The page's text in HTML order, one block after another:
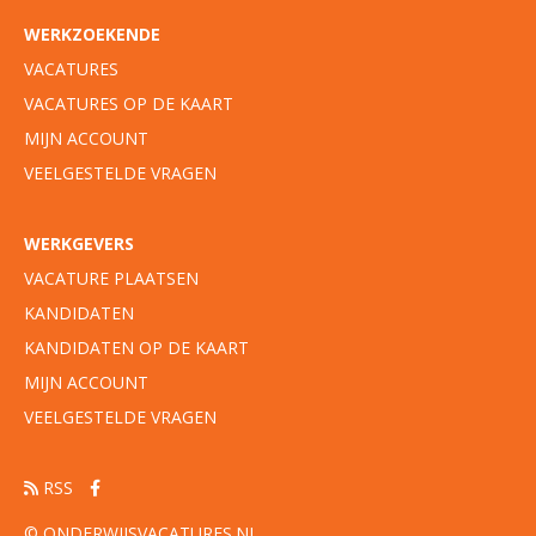
WERKZOEKENDE
VACATURES
VACATURES OP DE KAART
MIJN ACCOUNT
VEELGESTELDE VRAGEN
WERKGEVERS
VACATURE PLAATSEN
KANDIDATEN
KANDIDATEN OP DE KAART
MIJN ACCOUNT
VEELGESTELDE VRAGEN
RSS